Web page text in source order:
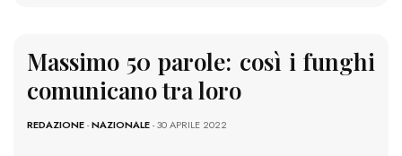
Massimo 50 parole: così i funghi
comunicano tra loro
REDAZIONE-NAZIONALE- 30 APRILE 2022